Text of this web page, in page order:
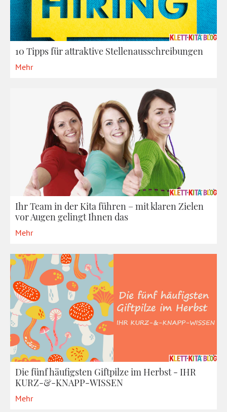
10 Tipps für attraktive Stellenausschreibungen
Mehr
Ihr Team in der Kita führen – mit klaren Zielen
vor Augen gelingt Ihnen das
Mehr
Die fünf häufigsten Giftpilze im Herbst - IHR
KURZ-&-KNAPP-WISSEN
Mehr